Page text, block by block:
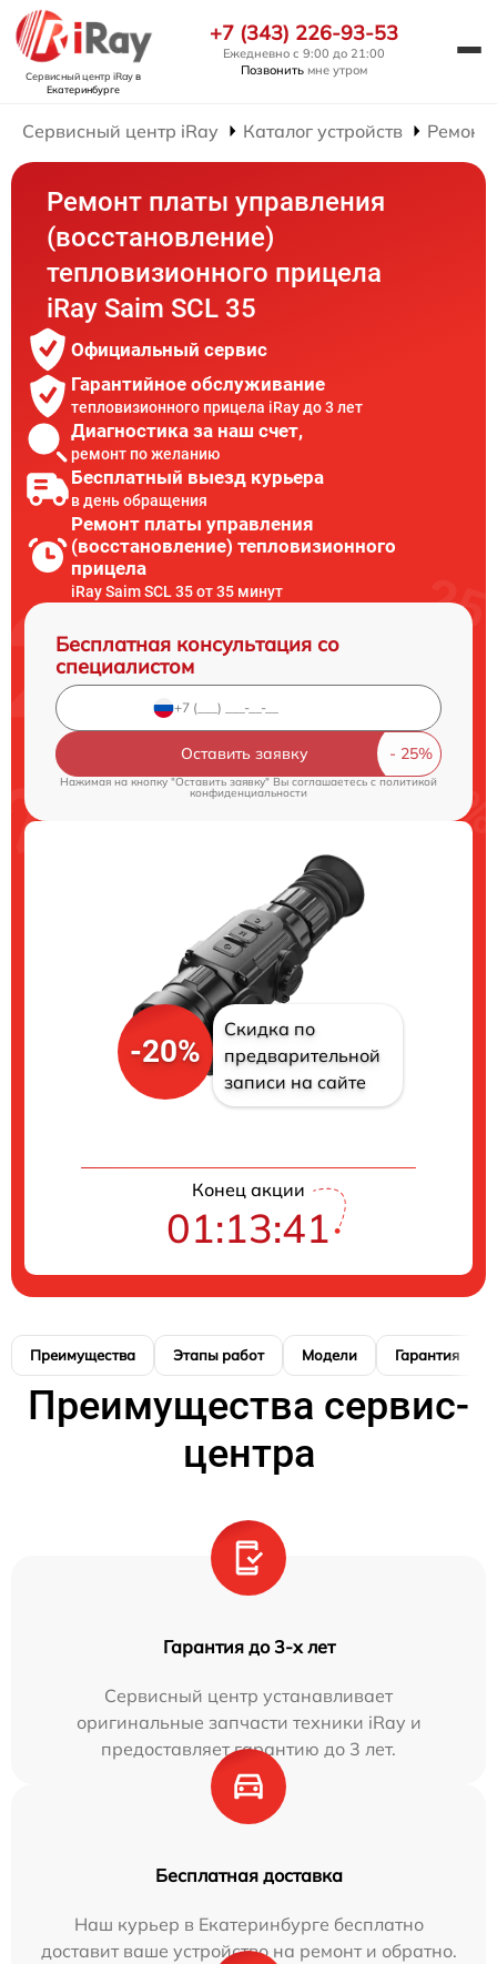
Сервисный центр iRayв
Екатеринбурге
+7 (343) 226-93-53
Ежедневно с 9:00 до 21:00
Позвонить мне утром
Сервисный центр iRay Каталог устройств Ремонт
Ремонт платы управления
(восстановление)
тепловизионного прицела
iRay Saim SCL 35
Официальный сервис
Гарантийное обслуживание
тепловизионного прицела iRay до 3 лет
Диагностика за наш счет,
ремонт по желанию
Бесплатный выезд курьера
в день обращения
Ремонт платы управления
(восстановление) тепловизионного
прицела
iRay Saim SCL 35 от 35 минут
Бесплатная консультация со
специалистом
Оставить заявку
Нажимая на кнопку "Оставить заявку" Вы соглашаетесь cполитикой
конфиденциальности
-20%
Скидка по
предварительной
записи на сайте
Конец акции
01:13:40
Преимущества Этапы работ Модели Гарантия
Преимущества сервис-
центра
Гарантия до 3-х лет
Сервисный центр устанавливает
оригинальные запчасти техники iRay и
предоставляет гарантию до 3 лет.
Бесплатная доставка
Наш курьер в Екатеринбурге бесплатно
доставит ваше устройство на ремонт и обратно.